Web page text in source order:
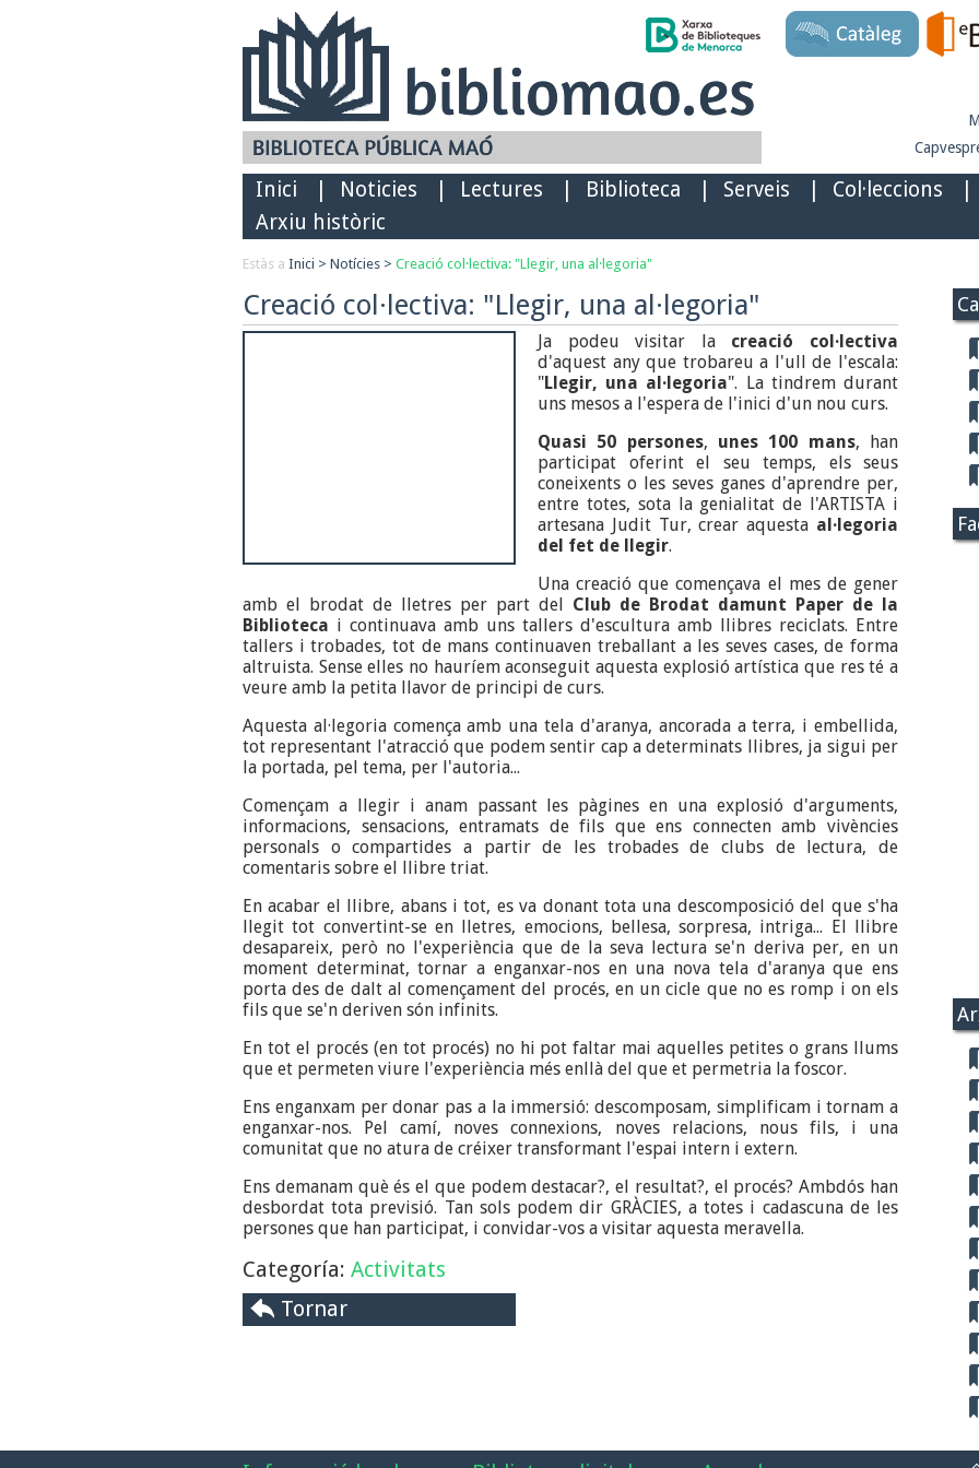
Inici Noticies Lectures Biblioteca Serveis Col·leccions
Arxiu històric
Estàs a Inici > Notícies > Creació col·lectiva: "Llegir, una al·legoria"
Creació col·lectiva: "Llegir, una al·legoria"
Ja podeu visitar la creació col·lectiva
d'aquest any que trobareu a l'ull de l'escala:
"Llegir, una al·legoria". La tindrem durant
uns mesos a l'espera de l'inici d'un nou curs.
Quasi 50 persones, unes 100 mans, han
participat oferint el seu temps, els seus
coneixents o les seves ganes d'aprendre per,
entre totes, sota la genialitat de l'ARTISTA i
artesana Judit Tur, crear aquesta al·legoria
del fet de llegir.
Una creació que començava el mes de gener
amb el brodat de lletres per part del Club de Brodat damunt Paper de la
Biblioteca i continuava amb uns tallers d'escultura amb llibres reciclats. Entre
tallers i trobades, tot de mans continuaven treballant a les seves cases, de forma
altruista. Sense elles no hauríem aconseguit aquesta explosió artística que res té a
veure amb la petita llavor de principi de curs.
Aquesta al·legoria comença amb una tela d'aranya, ancorada a terra, i embellida,
tot representant l'atracció que podem sentir cap a determinats llibres, ja sigui per
la portada, pel tema, per l'autoria...
Començam a llegir i anam passant les pàgines en una explosió d'arguments,
informacions, sensacions, entramats de fils que ens connecten amb vivències
personals o compartides a partir de les trobades de clubs de lectura, de
comentaris sobre el llibre triat.
En acabar el llibre, abans i tot, es va donant tota una descomposició del que s'ha
llegit tot convertint-se en lletres, emocions, bellesa, sorpresa, intriga... El llibre
desapareix, però no l'experiència que de la seva lectura se'n deriva per, en un
moment determinat, tornar a enganxar-nos en una nova tela d'aranya que ens
porta des de dalt al començament del procés, en un cicle que no es romp i on els
fils que se'n deriven són infinits.
En tot el procés (en tot procés) no hi pot faltar mai aquelles petites o grans llums
que et permeten viure l'experiència més enllà del que et permetria la foscor.
Ens enganxam per donar pas a la immersió: descomposam, simplificam i tornam a
enganxar-nos. Pel camí, noves connexions, noves relacions, nous fils, i una
comunitat que no atura de créixer transformant l'espai intern i extern.
Ens demanam què és el que podem destacar?, el resultat?, el procés? Ambdós han
desbordat tota previsió. Tan sols podem dir GRÀCIES, a totes i cadascuna de les
persones que han participat, i convidar-vos a visitar aquesta meravella.
Categoría: Activitats
Tornar